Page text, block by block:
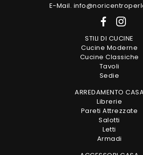
E-Mail.
STILI DI CUCINE
Cucine Moderne
Cucine Classiche
Tavoli
Sedie
ARREDAMENTO
Librerie
Pareti Attrezzate
Salotti
Letti
Armadi